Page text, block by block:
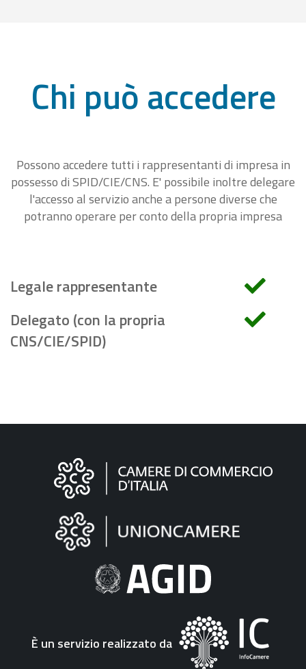
Chi può accedere
Possono accedere tutti i rappresentanti di impresa in
possesso di SPID/CIE/CNS. E' possibile inoltre delegare
l'accesso al servizio anche a persone diverse che
potranno operare per conto della propria impresa
Legale rappresentante
Delegato (con la propria
CNS/CIE/SPID)
Informazioni
"Fattura
Elettronica"
È un servizio realizzato da